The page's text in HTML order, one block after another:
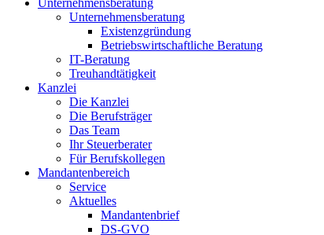
Unternehmensberatung
Unternehmensberatung
Existenzgründung
Betriebswirtschaftliche Beratung
IT-Beratung
Treuhandtätigkeit
Kanzlei
Die Kanzlei
Die Berufsträger
Das Team
Ihr Steuerberater
Für Berufskollegen
Mandantenbereich
Service
Aktuelles
Mandantenbrief
DS-GVO